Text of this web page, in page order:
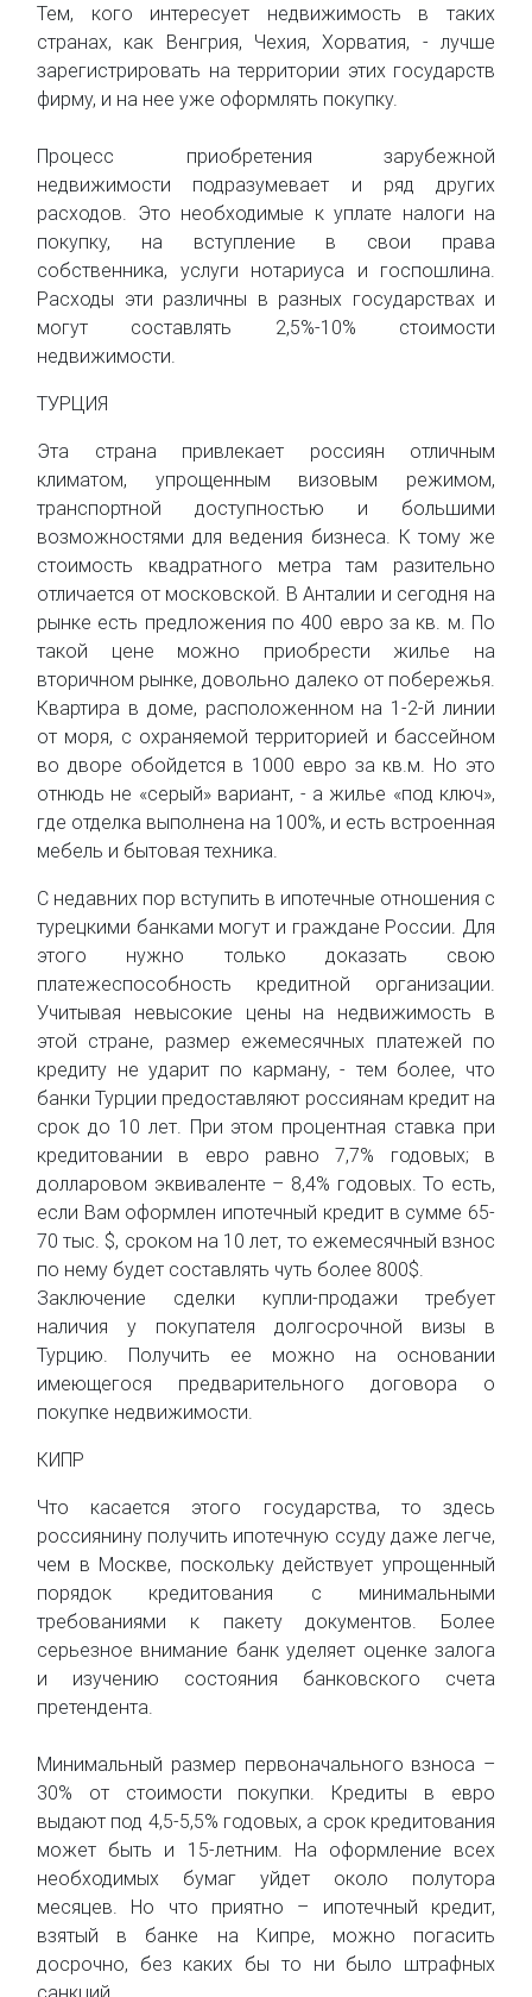
Тем, кого интересует недвижимость в таких
странах, как Венгрия, Чехия, Хорватия, - лучше
зарегистрировать на территории этих государств
фирму, и на нее уже оформлять покупку.
Процесс приобретения зарубежной
недвижимости подразумевает и ряд других
расходов. Это необходимые к уплате налоги на
покупку, на вступление в свои права
собственника, услуги нотариуса и госпошлина.
Расходы эти различны в разных государствах и
могут составлять 2,5%-10% стоимости
недвижимости.
ТУРЦИЯ
Эта страна привлекает россиян отличным
климатом, упрощенным визовым режимом,
транспортной доступностью и большими
возможностями для ведения бизнеса. К тому же
стоимость квадратного метра там разительно
отличается от московской. В Анталии и сегодня на
рынке есть предложения по 400 евро за кв. м. По
такой цене можно приобрести жилье на
вторичном рынке, довольно далеко от побережья.
Квартира в доме, расположенном на 1-2-й линии
от моря, с охраняемой территорией и бассейном
во дворе обойдется в 1000 евро за кв.м. Но это
отнюдь не «серый» вариант, - а жилье «под ключ»,
где отделка выполнена на 100%, и есть встроенная
мебель и бытовая техника.
С недавних пор вступить в ипотечные отношения с
турецкими банками могут и граждане России. Для
этого нужно только доказать свою
платежеспособность кредитной организации.
Учитывая невысокие цены на недвижимость в
этой стране, размер ежемесячных платежей по
кредиту не ударит по карману, - тем более, что
банки Турции предоставляют россиянам кредит на
срок до 10 лет. При этом процентная ставка при
кредитовании в евро равно 7,7% годовых; в
долларовом эквиваленте – 8,4% годовых. То есть,
если Вам оформлен ипотечный кредит в сумме 65-
70 тыс. $, сроком на 10 лет, то ежемесячный взнос
по нему будет составлять чуть более 800$.
Заключение сделки купли-продажи требует
наличия у покупателя долгосрочной визы в
Турцию. Получить ее можно на основании
имеющегося предварительного договора о
покупке недвижимости.
КИПР
Что касается этого государства, то здесь
россиянину получить ипотечную ссуду даже легче,
чем в Москве, поскольку действует упрощенный
порядок кредитования с минимальными
требованиями к пакету документов. Более
серьезное внимание банк уделяет оценке залога
и изучению состояния банковского счета
претендента.
Минимальный размер первоначального взноса –
30% от стоимости покупки. Кредиты в евро
выдают под 4,5-5,5% годовых, а срок кредитования
может быть и 15-летним. На оформление всех
необходимых бумаг уйдет около полутора
месяцев. Но что приятно – ипотечный кредит,
взятый в банке на Кипре, можно погасить
досрочно, без каких бы то ни было штрафных
санкций.